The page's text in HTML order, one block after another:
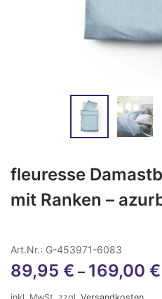
fleuresse
mit Ranken –
Art.Nr.: G-453971-6083
89,95 € – 169,00 €